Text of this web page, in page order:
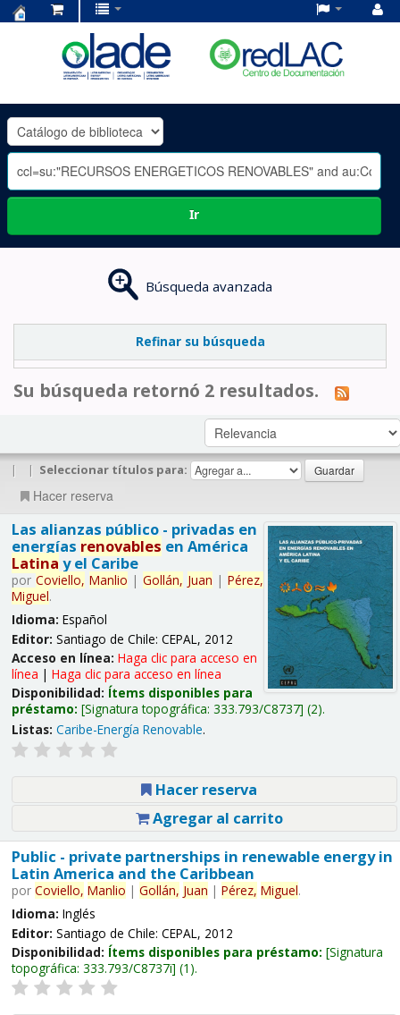
OLADE
-
Ir
Búsqueda avanzada
Refinar su búsqueda
Su búsqueda retornó 2 resultados.
| | Seleccionar títulos para:
Hacer reserva
Las alianzas público - privadas en
energías renovables en América
Latina y el Caribe
por Coviello, Manlio | Gollán, Juan | Pérez,
Miguel.
Idioma: Español
Editor: Santiago de Chile: CEPAL, 2012
Acceso en línea: Haga clic para acceso en
línea | Haga clic para acceso en línea
Disponibilidad: Ítems disponibles para
préstamo: Signatura topográfica: 333.793/C8737 (2).
Listas: Caribe-Energía Renovable.
Hacer reserva
Agregar al carrito
Public - private partnerships in renewable energy in
Latin America and the Caribbean
por Coviello, Manlio | Gollán, Juan | Pérez, Miguel.
Idioma: Inglés
Editor: Santiago de Chile: CEPAL, 2012
Disponibilidad: Ítems disponibles para préstamo: Signatura
topográfica: 333.793/C8737i (1).